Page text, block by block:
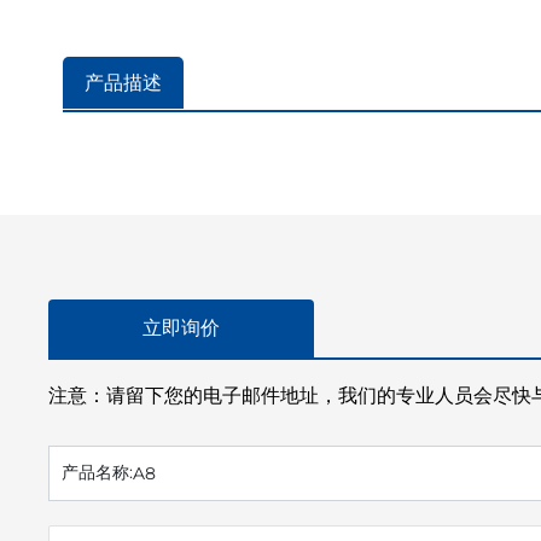
产品描述
立即询价
注意：请留下您的电子邮件地址，我们的专业人员会尽快
产品名称:A8